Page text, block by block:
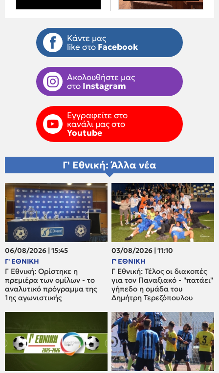
Κάντε μας
like στο Facebook
Ακολουθήστε μας
στο Instagram
Εγγραφείτε στο
κανάλι μας στο
Youtube
Γ' Εθνική: Άλλα νέα
06/08/2026 | 15:45
Γ' ΕΘΝΙΚΗ
Γ Εθνική: Ορίστηκε η
πρεμιέρα των ομίλων - το
αναλυτικό πρόγραμμα της
1ης αγωνιστικής
03/08/2026 | 11:10
Γ' ΕΘΝΙΚΗ
Γ Εθνική: Τέλος οι διακοπές
για τον Παναξιακό - "πατάει"
γήπεδο η ομάδα του
Δημήτρη Τερεζόπουλου